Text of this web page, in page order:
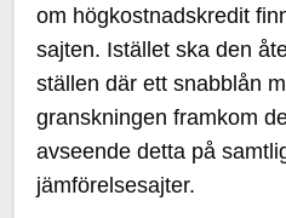
om högkostnadskredit
sajten. Istället ska den
ställen där ett snabblån
granskningen framkom
avseende detta på
jämförelsesajter.